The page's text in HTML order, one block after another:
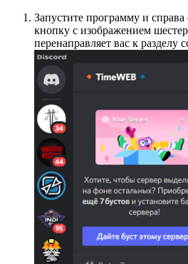
Запустите программу и
кнопку с изображением
перенаправляет вас к разделу